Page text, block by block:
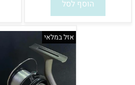
הוסף לסל
אזל במלאי